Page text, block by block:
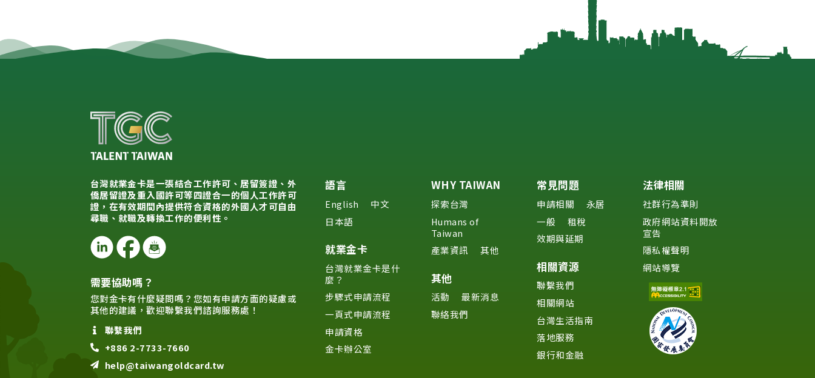
台灣就業金卡是一張結合工作許可、居留簽證、外
僑居留證及重入國許可等四證合一的個人工作許可
證，在有效期間內提供符合資格的外國人才可自由
尋職、就職及轉換工作的便利性。
需要協助嗎？
您對金卡有什麼疑問嗎？您如有申請方面的疑慮或
其他的建議，歡迎聯繫我們諮詢服務處！
聯繫我們
+886 2-7733-7660
help@taiwangoldcard.tw
語言
English
中文
日本語
就業金卡
台灣就業金卡是什
麼？
步驟式申請流程
一頁式申請流程
申請資格
金卡辦公室
WHY TAIWAN
探索台灣
Humans of
Taiwan
產業資訊
其他
其他
活動
最新消息
聯絡我們
常見問題
申請相關
永居
一般
租稅
效期與延期
相關資源
聯繫我們
相關網站
台灣生活指南
落地服務
銀行和金融
法律相關
社群行為準則
政府網站資料開放
宣告
隱私權聲明
網站導覽